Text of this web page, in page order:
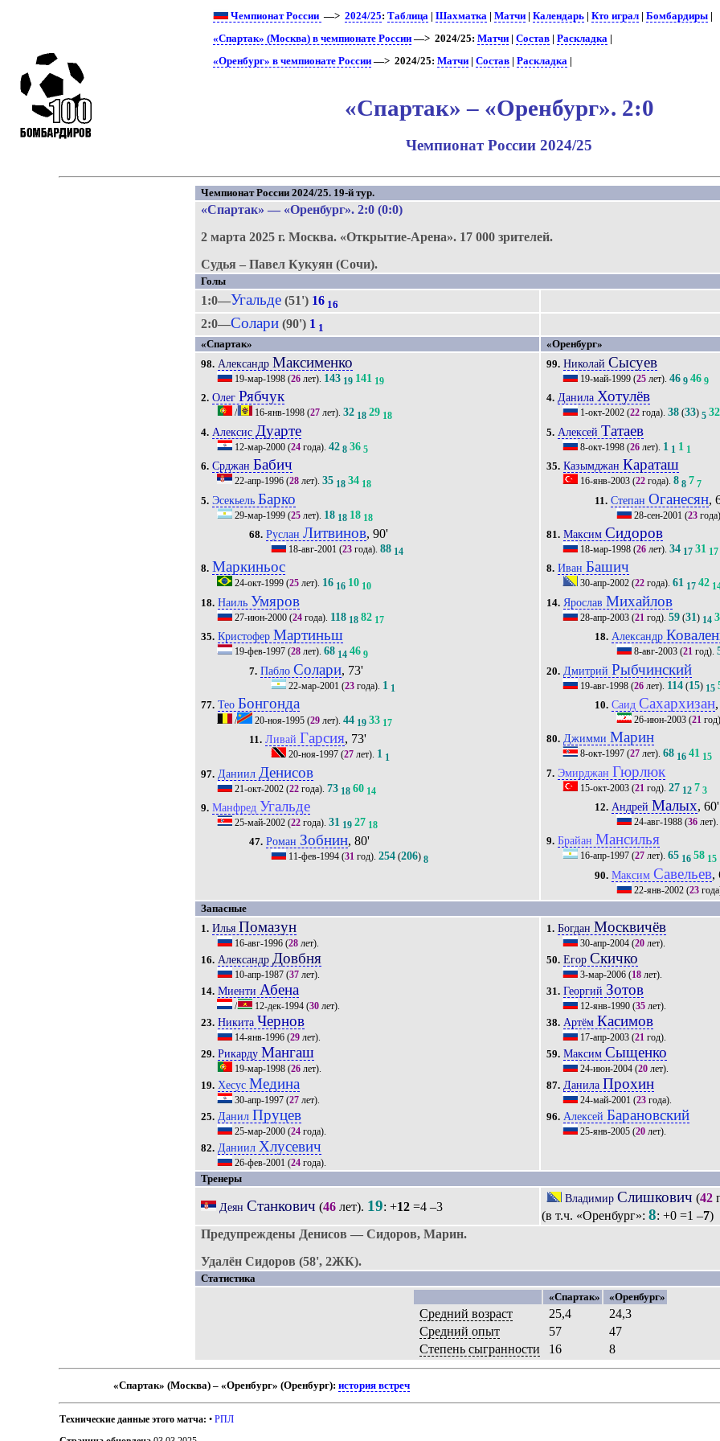
Чемпионат России —>2024/25:Таблица |Шахматка |Матчи |Календарь |Кто играл |Бомбардиры
«Спартак» (Москва) в чемпионате России —> 2024/25:Матчи |Состав |Раскладка |
«Оренбург» в чемпионате России —> 2024/25:Матчи |Состав |Раскладка |
«Спартак» – «Оренбург». 2:0
Чемпионат России 2024/25
Чемпионат России 2024/25. 19-й тур.
«Спартак» — «Оренбург». 2:0 (0:0)
2 марта 2025 г.Москва. «Открытие-Арена». 17 000 зрителей.
Судья – Павел Кукуян (Сочи).
Голы
1:0—Угальде (51') 16 16
2:0—Солари (90') 1 1
«Спартак»
«Оренбург»
98. Александр Максименко
19-мар-1998 (26 лет). 143 19 141 19
2. ОлегРябчук
/ 16-янв-1998 (27 лет).32 18 29 18
4. Алексис Дуарте
12-мар-2000 (24 года).42 8 36 5
6. Срджан Бабич
22-апр-1996 (28 лет).35 18 34 18
5. Эсекьель Барко
29-мар-1999 (25 лет). 18 18 18 18
68. РусланЛитвинов, 90'
18-авг-2001 (23года). 88 14
8. Маркиньос
24-окт-1999 (25 лет). 16 16 10 10
18. Наиль Умяров
27-июн-2000 (24 года). 118 18 82 17
35. Кристофер Мартиньш
19-фев-1997 (28 лет).68 14 46 9
7. ПаблоСолари, 73'
22-мар-2001 (23года). 1 1
77. Тео Бонгонда
/ 20-ноя-1995 (29 лет).44 19 33 17
11. ЛивайГарсия, 73'
20-ноя-1997(27лет). 1 1
97. Даниил Денисов
21-окт-2002 (22 года).73 18 60 14
9. Манфред Угальде
25-май-2002 (22 года).31 19 27 18
47. Роман Зобнин, 80'
11-фев-1994(31год). 254(206) 8
99. НиколайСысуев
19-май-1999 (25 лет).46 9 46 9
4. ДанилаХотулёв
1-окт-2002 (22 года).38 (33) 5 32
5. АлексейТатаев
8-окт-1998 (26 лет). 1 1 1 1
35. Казымджан Караташ
16-янв-2003 (22 года).8 8 7 7
11. СтепанОганесян,
28-сен-2001 (23года).
81. МаксимСидоров
18-мар-1998 (26 лет).34 17 31 17
8. ИванБашич
30-апр-2002 (22 года).61 17 42
14. Ярослав Михайлов
28-апр-2003 (21 год).59 (31) 14
18. Александр
8-авг-2003(21год).
20. Дмитрий Рыбчинский
19-авг-1998 (26 лет). 114 (15) 15
10. СаидСахархизан
26-июн-2003(21
80. ДжиммиМарин
8-окт-1997 (27 лет).68 16 41 15
7. Эмирджан Гюрлюк
15-окт-2003 (21 год).27 12 7 3
12. Андрей Малых, 60'
24-авг-1988(36лет).
9. БрайанМансилья
16-апр-1997 (27 лет).65 16 58 15
90. МаксимСавельев,
22-янв-2002(23
Запасные
1. Илья Помазун
16-авг-1996 (28 лет).
16. Александр Довбня
10-апр-1987 (37 лет).
14. Миенти Абена
/ 12-дек-1994 (30 лет).
23. Никита Чернов
14-янв-1996 (29 лет).
29. Рикарду Мангаш
19-мар-1998 (26 лет).
19. Хесус Медина
30-апр-1997 (27 лет).
25. Данил Пруцев
25-мар-2000 (24 года).
82. Даниил Хлусевич
26-фев-2001 (24 года).
1. Богдан Москвичёв
30-апр-2004 (20 лет).
50. ЕгорСкичко
3-мар-2006 (18 лет).
31. Георгий Зотов
12-янв-1990 (35 лет).
38. Артём Касимов
17-апр-2003 (21 год).
59. МаксимСыщенко
24-июн-2004 (20 лет).
87. Данила Прохин
24-май-2001 (23 года).
96. Алексей Барановский
25-янв-2005 (20 лет).
Тренеры
ДеянСтанкович (46 лет). 19: +12 =4 –3
ВладимирСлишкович (42
(в т.ч. «Оренбург»: 8: +0 =1 –7)
Предупреждены Денисов — Сидоров, Марин.
Удалён Сидоров (58', 2ЖК).
Статистика
«Спартак»
«Оренбург»
Средний возраст 25,4
24,3
Средний опыт
57
47
Степень сыгранности
16 8
«Спартак» (Москва) – «Оренбург» (Оренбург): история встреч
Технические данные этого матча: •РПЛ